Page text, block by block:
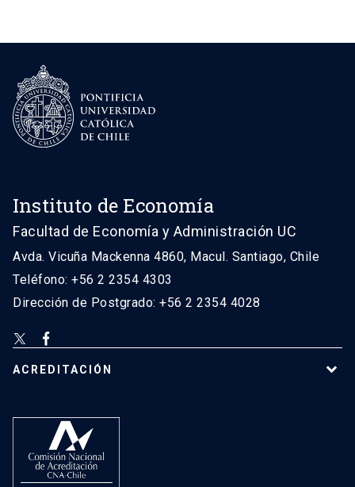
Instituto de Economía
Facultad de Economía y Administración UC
Avda. Vicuña Mackenna 4860, Macul. Santiago, Chile
Teléfono: +56 2 2354 4303
Dirección de Postgrado: +56 2 2354 4028
ACREDITACIÓN